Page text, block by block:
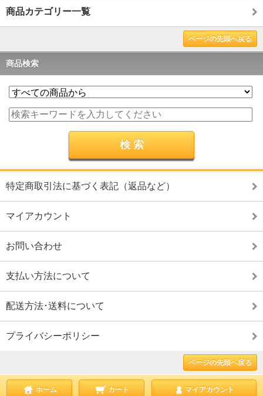
商品カテゴリー一覧
ページの先頭へ戻る
商品検索
特定商取引法に基づく表記（返品など）
マイアカウント
お問い合わせ
支払い方法について
配送方法･送料について
プライバシーポリシー
ページの先頭へ戻る
ホーム カート マイアカウント